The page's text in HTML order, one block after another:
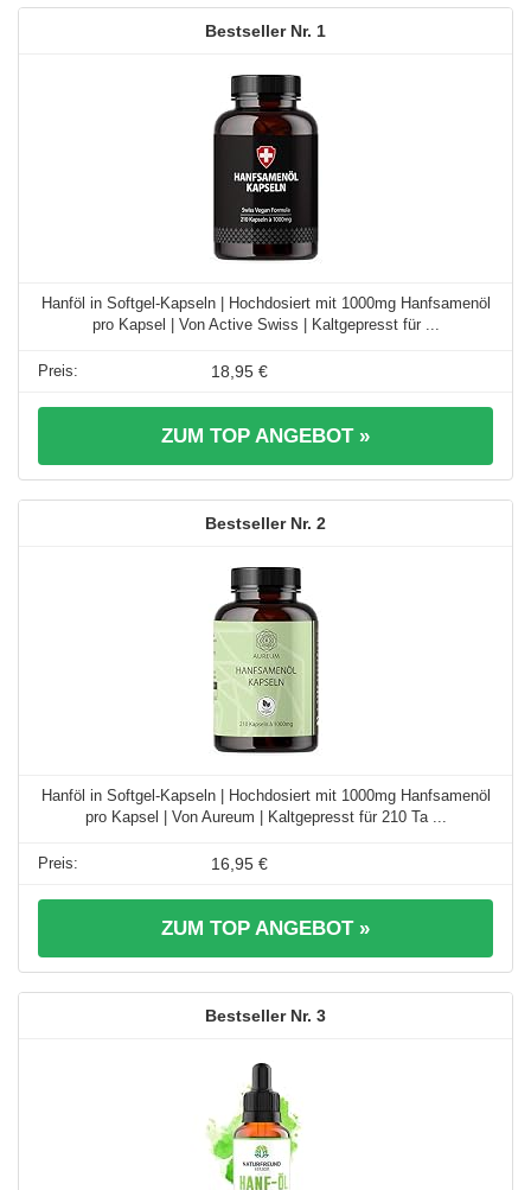
1
Hanföl in Softgel-Kapseln | Hochdosiert mit 1000mg Hanfsamenöl
pro Kapsel | Von Active Swiss | Kaltgepresst für ...
18,95 €
ZUM TOP ANGEBOT »
2
Hanföl in Softgel-Kapseln | Hochdosiert mit 1000mg Hanfsamenöl
pro Kapsel | Von Aureum | Kaltgepresst für 210 Ta ...
16,95 €
ZUM TOP ANGEBOT »
3